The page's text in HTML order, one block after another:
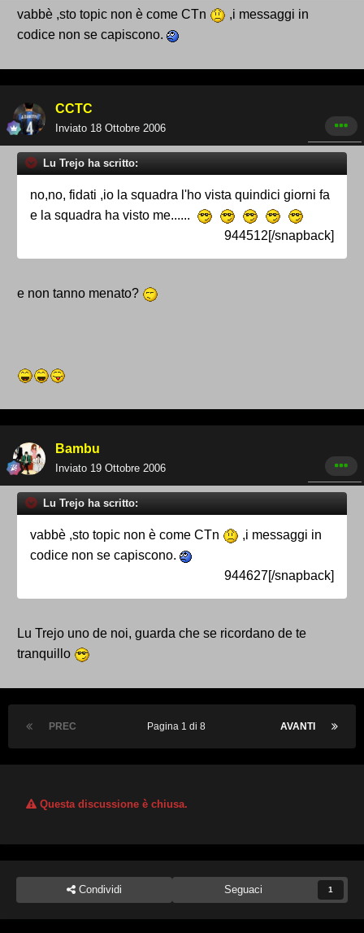
vabbè ,sto topic non è come CTn
,i messaggi in
codice non se capiscono.
CCTC
Inviato 18 Ottobre 2006
Lu Trejo ha scritto:
no,no, fidati ,io la squadra l'ho vista quindici giorni fa
e la squadra ha visto me......
944512[/snapback]
e non tanno menato?
Bambu
Inviato 19 Ottobre 2006
Lu Trejo ha scritto:
vabbè ,sto topic non è come CTn
,i messaggi in
codice non se capiscono.
944627[/snapback]
Lu Trejo uno de noi, guarda che se ricordano de te
tranquillo
PREC AVANTI
Pagina 1 di 8
Questa discussione è chiusa.
Condividi Seguaci 1